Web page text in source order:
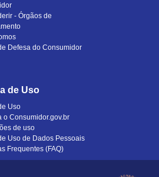
- Órgãos de
Defesa do Consumidor
de Uso
Uso
o Consumidor.gov.br
de uso
Uso de Dados Pessoais
Frequentes (FAQ)